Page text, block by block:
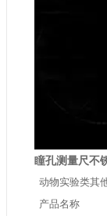
瞳孔测量尺不
动物实验类其
产品名称